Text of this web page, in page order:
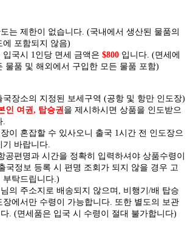
는 제한이 없습니다. (국내에서 생산된 물품의
에 포함되지 않음)
입국시 1인당 면세 금액은 $800 입니다. (면세에
물품 및 해외에서 구입한 모든 물품 포함)
국장소의 지정된 보세구역 (공항 및 항만 인도장)
인 여권, 탑승권 을 제시하시면 상품을 인도 받으
이 혼잡할 수 있사오니 출국 1시간 전 인도장으
바랍니다.
공편명과 시간을 정확히 입력하셔야 상품수령이
국정보 등록 시 편명 조회가 되지 않을 경우 고
부탁드립니다.)
의 주소지로 배송되지 않으며, 비행기/배 탑승
장에서만 수령이 가능합니다. 또한 별도의 보관
. (면세품은 입국 시 수령이 절대 불가합니다)